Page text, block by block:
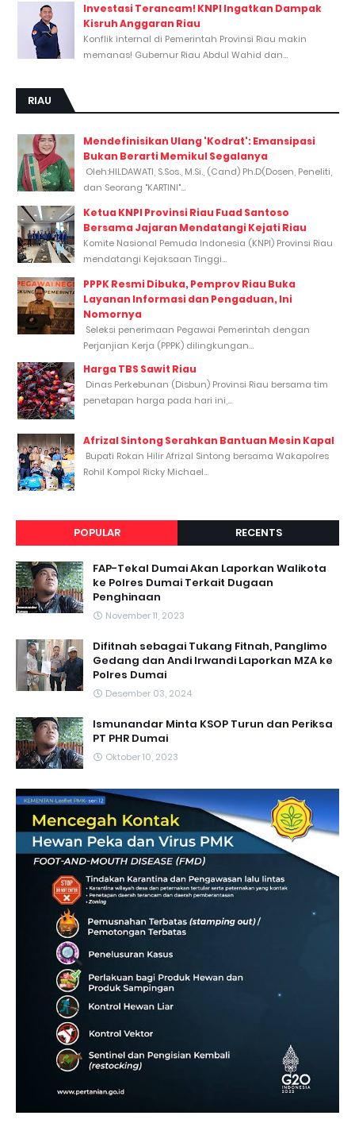
Investasi Terancam! KNPI Ingatkan Dampak
Kisruh Anggaran Riau
Konflik internal di Pemerintah Provinsi Riau makin
memanas! Gubernur Riau Abdul Wahid dan...
RIAU
Mendefinisikan Ulang 'Kodrat': Emansipasi
Bukan Berarti Memikul Segalanya
Oleh:HILDAWATI, S.Sos., M.Si., (Cand) Ph.D(Dosen, Peneliti,
dan Seorang "KARTINI"...
Ketua KNPI Provinsi Riau Fuad Santoso
Bersama Jajaran Mendatangi Kejati Riau
Komite Nasional Pemuda Indonesia (KNPI) Provinsi Riau
mendatangi Kejaksaan Tinggi...
PPPK Resmi Dibuka, Pemprov Riau Buka
Layanan Informasi dan Pengaduan, Ini
Nomornya
Seleksi penerimaan Pegawai Pemerintah dengan
Perjanjian Kerja (PPPK) dilingkungan...
Harga TBS Sawit Riau
Dinas Perkebunan (Disbun) Provinsi Riau bersama tim
penetapan harga pada hari ini,...
Afrizal Sintong Serahkan Bantuan Mesin Kapal
Bupati Rokan Hilir Afrizal Sintong bersama Wakapolres
Rohil Kompol Ricky Michael...
POPULAR RECENTS
FAP-Tekal Dumai Akan Laporkan Walikota
ke Polres Dumai Terkait Dugaan
Penghinaan
November 11, 2023
Difitnah sebagai Tukang Fitnah, Panglimo
Gedang dan Andi Irwandi Laporkan MZA ke
Polres Dumai
Desember 03, 2024
Ismunandar Minta KSOP Turun dan Periksa
PT PHR Dumai
Oktober 10, 2023